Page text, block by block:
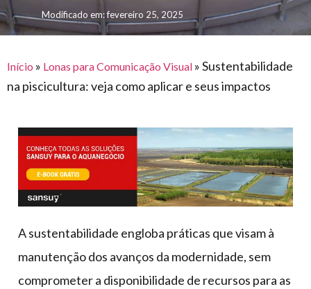
premiações
para
o
feira
offshore
civil
piscinas
automotivo
móveis,
calçados,
epi's
lonas
multiúso
e logística
armazenagem
lonas
vida
caminhoneiro
Modificado em: fevereiro 25, 2025
Início » Lonas para Comunicação Visual »Sustentabilidade
na piscicultura: veja como aplicar e seus impactos
A sustentabilidade engloba práticas que visam à
manutenção dos avanços da modernidade, sem
comprometer a disponibilidade de recursos para as